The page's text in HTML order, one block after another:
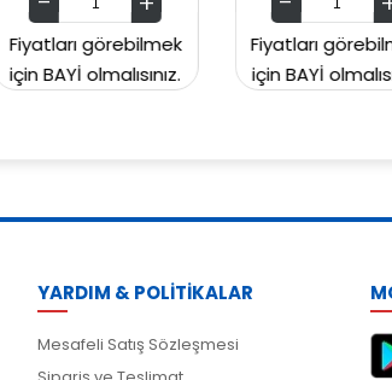
Fiyatları görebilmek
için BAYİ olmalısınız.
Fiyatları
için BAYİ
YARDIM & POLİTİKALAR
Mesafeli Satış Sözleşmesi